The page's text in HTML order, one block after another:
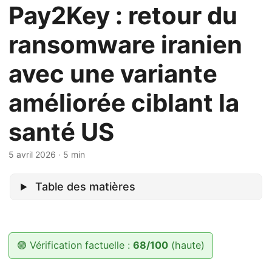
Pay2Key : retour du
ransomware iranien
avec une variante
améliorée ciblant la
santé US
5 avril 2026 · 5 min
Table des matières
🟢 Vérification factuelle : 68/100(haute)